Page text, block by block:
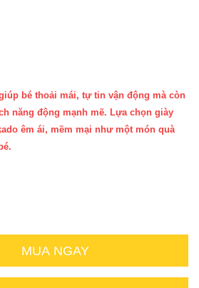
bé thoải mái, tự tin vận động mà còn
năng động mạnh mẽ. Lựa chọn giày
êm ái, mềm mại như một món quà
MUA NGAY